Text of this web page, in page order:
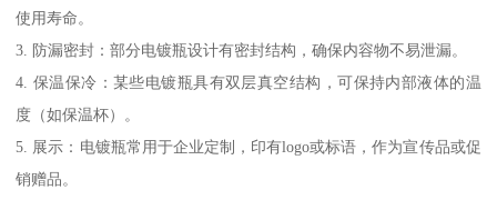
使用寿命。
3. 防漏密封：部分电镀瓶设计有密封结构，确保内容物不易泄漏。
4. 保温保冷：某些电镀瓶具有双层真空结构，可保持内部液体的温
度（如保温杯）。
5. 展示：电镀瓶常用于企业定制，印有logo或标语，作为宣传品或促
销赠品。